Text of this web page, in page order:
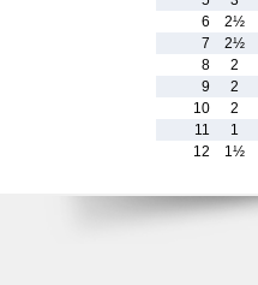
6
2½
7
2½
8
2
9
2
10
2
11
1
12
1½